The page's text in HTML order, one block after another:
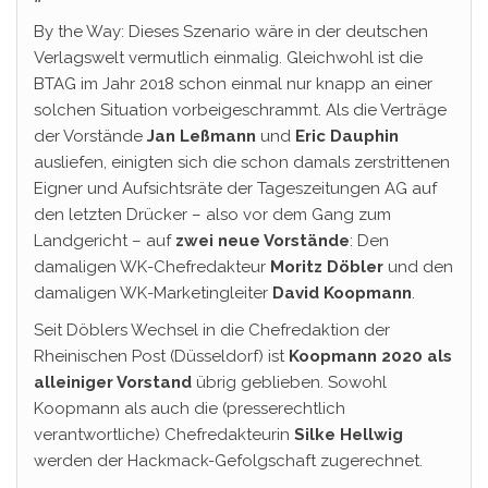
By the Way: Dieses Szenario wäre in der deutschen
Verlagswelt vermutlich einmalig. Gleichwohl ist die
BTAG im Jahr 2018 schon einmal nur knapp an einer
solchen Situation vorbeigeschrammt. Als die Verträge
der Vorstände Jan Leßmann und Eric Dauphin
ausliefen, einigten sich die schon damals zerstrittenen
Eigner und Aufsichtsräte der Tageszeitungen AG auf
den letzten Drücker – also vor dem Gang zum
Landgericht – auf zwei neue Vorstände: Den
damaligen WK-Chefredakteur Moritz Döbler und den
damaligen WK-Marketingleiter David Koopmann.
Seit Döblers Wechsel in die Chefredaktion der
Rheinischen Post (Düsseldorf) ist Koopmann 2020 als
alleiniger Vorstand übrig geblieben. Sowohl
Koopmann als auch die (presserechtlich
verantwortliche) Chefredakteurin Silke Hellwig
werden der Hackmack-Gefolgschaft zugerechnet.